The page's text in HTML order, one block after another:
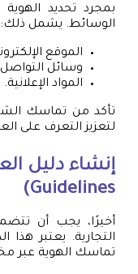
بمجرد تحديد
الوسائط. يشمل ذلك:
الموقع
وسائل التواصل
المواد الإعلانية.
تأكد من تماسك
لتعزيز التعرف على
Guidelines)
أخيرًا، يجب أن
التجارية. يعتبر
تماسك الهوية عبر